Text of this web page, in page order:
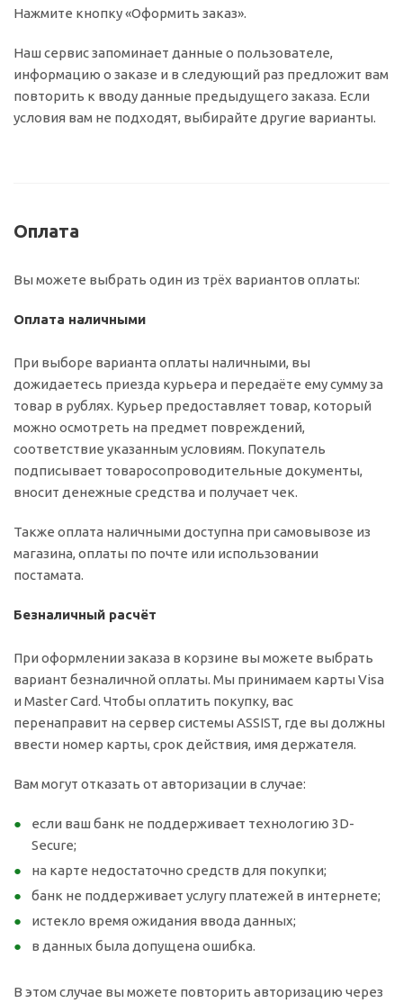
Нажмите кнопку «Оформить заказ».
Наш сервис запоминает данные о пользователе,
информацию о заказе и в следующий раз предложит вам
повторить к вводу данные предыдущего заказа. Если
условия вам не подходят, выбирайте другие варианты.
Оплата
Вы можете выбрать один из трёх вариантов оплаты:
Оплата наличными
При выборе варианта оплаты наличными, вы
дожидаетесь приезда курьера и передаёте ему сумму за
товар в рублях. Курьер предоставляет товар, который
можно осмотреть на предмет повреждений,
соответствие указанным условиям. Покупатель
подписывает товаросопроводительные документы,
вносит денежные средства и получает чек.
Также оплата наличными доступна при самовывозе из
магазина, оплаты по почте или использовании
постамата.
Безналичный расчёт
При оформлении заказа в корзине вы можете выбрать
вариант безналичной оплаты. Мы принимаем карты Visa
и Master Card. Чтобы оплатить покупку, вас
перенаправит на сервер системы ASSIST, где вы должны
ввести номер карты, срок действия, имя держателя.
Вам могут отказать от авторизации в случае:
если ваш банк не поддерживает технологию 3D-
Secure;
на карте недостаточно средств для покупки;
банк не поддерживает услугу платежей в интернете;
истекло время ожидания ввода данных;
в данных была допущена ошибка.
В этом случае вы можете повторить авторизацию через